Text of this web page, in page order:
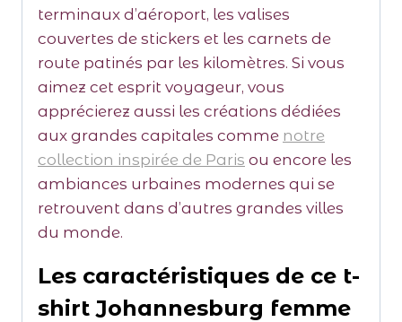
terminaux d’aéroport, les valises
couvertes de stickers et les carnets de
route patinés par les kilomètres. Si vous
aimez cet esprit voyageur, vous
apprécierez aussi les créations dédiées
aux grandes capitales comme notre
collection inspirée de Paris ou encore les
ambiances urbaines modernes qui se
retrouvent dans d’autres grandes villes
du monde.
Les caractéristiques de ce t-
shirt Johannesburg femme